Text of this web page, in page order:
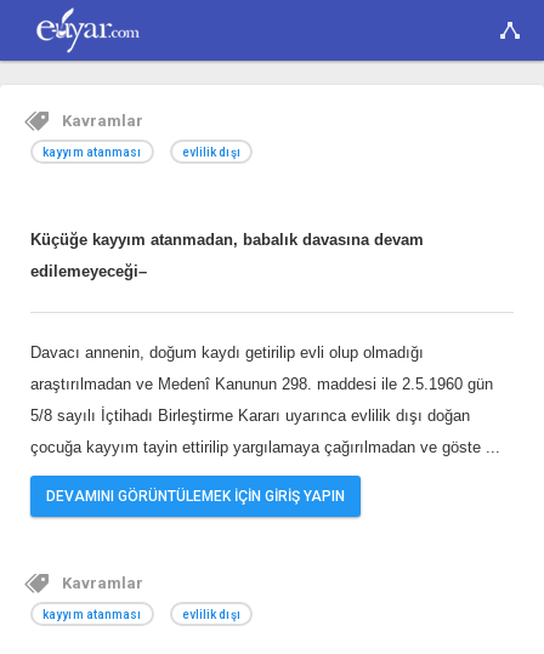
Kavramlar
kayyım atanması evlilik dışı
Küçüğe kayyım atanmadan, babalık davasına devam
edilemeyeceği–
Davacı annenin, doğum kaydı getirilip evli olup olmadığı
araştırılmadan ve Medenî Kanunun 298. maddesi ile 2.5.1960 gün
5/8 sayılı İçtihadı Birleştirme Kararı uyarınca evlilik dışı doğan
çocuğa kayyım tayin ettirilip yargılamaya çağırılmadan ve göste ...
DEVAMINI GÖRÜNTÜLEMEK İÇİN GİRİŞ YAPIN
Kavramlar
kayyım atanması evlilik dışı